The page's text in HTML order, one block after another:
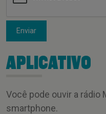
Enviar
APLICATIVO
Você pode ouvir a rádio
smartphone.